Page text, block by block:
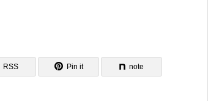
RSS Pin it note